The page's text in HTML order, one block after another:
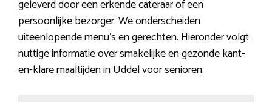
geleverd door een erkende cateraar of een
persoonlijke bezorger. We onderscheiden
uiteenlopende menu’s en gerechten. Hieronder volgt
nuttige informatie over smakelijke en gezonde kant-
en-klare maaltijden in Uddel voor senioren.